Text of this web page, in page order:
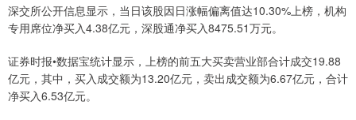
深交所公开信息显示，当日该股因日涨幅偏离值达10.30%上榜，机构
专用席位净买入4.38亿元，深股通净买入8475.51万元。
证券时报•数据宝统计显示，上榜的前五大买卖营业部合计成交19.88
亿元，其中，买入成交额为13.20亿元，卖出成交额为6.67亿元，合计
净买入6.53亿元。